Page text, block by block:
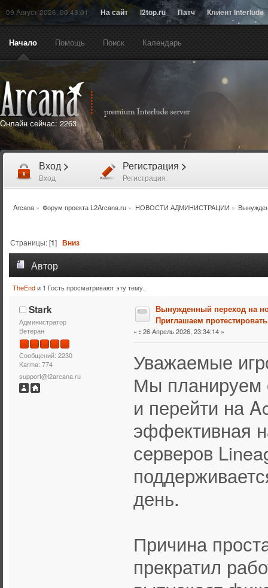
09 Август 2026, 00:48:01 На сайт l2top.ru Патч Клиент Interlude
Начало Помощь Поиск Календарь
Онлайн сейчас: 2263
Вход >
Вход
Регистрация >
Регистрация
Arcana» Форум проекта L2Arcana.ru » НОВОСТИ АДМИНИСТРАЦИИ »
Страницы: [1]Вниз
Автор
Тема: Вынужденный переход на новую сборку.
TheEndи 1 Гость просматривают эту тему.
Stark
Администратор
Ветеран
Сообщений: 2230
Karma: 774
support@l2arcana.ru
Вынужденный переход на
Приглашаем
« : 26 Апрель 2026, 23:34:14 »
Уважаемые
Мы планируем
и перейти на
эффективная
серверов
день.
Причина
прекратил